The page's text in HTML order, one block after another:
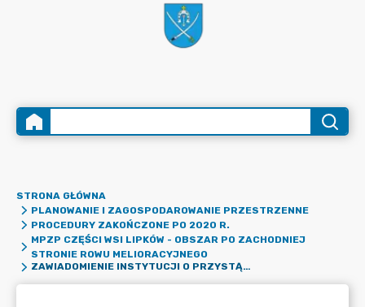
STRONA GŁÓWNA
PLANOWANIE I ZAGOSPODAROWANIE PRZESTRZENNE
PROCEDURY ZAKOŃCZONE PO 2020 R.
MPZP CZĘŚCI WSI LIPKÓW - OBSZAR PO ZACHODNIEJ
STRONIE ROWU MELIORACYJNEGO
ZAWIADOMIENIE INSTYTUCJI O PRZYSTĄPIENIU DO SPORZĄDZENIA MIEJSCOWEGO PLANU ZAGOSPODAROWANIA PRZESTRZENNEGO CZĘŚCI WSI LIPKÓW – OBSZAR PO ZACHODNIEJ STRONIE ROWU MELIORACYJNEGO